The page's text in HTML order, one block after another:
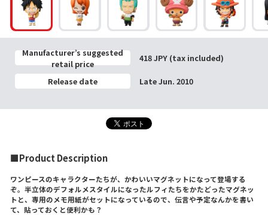
Manufacturer’s suggested
retail price
418 JPY (tax included)
Release date Late Jun. 2010
■Product Description
ワンピースのキャラクターたちが、かわいいマグネットになって登場する
ぞ。半立体のデフォルメスタイルになったルフィたちをかたどったマグネッ
トと、専用のメモ用紙がセットになっているので、伝言や予定なんかを書い
て、貼っておくと便利かも？